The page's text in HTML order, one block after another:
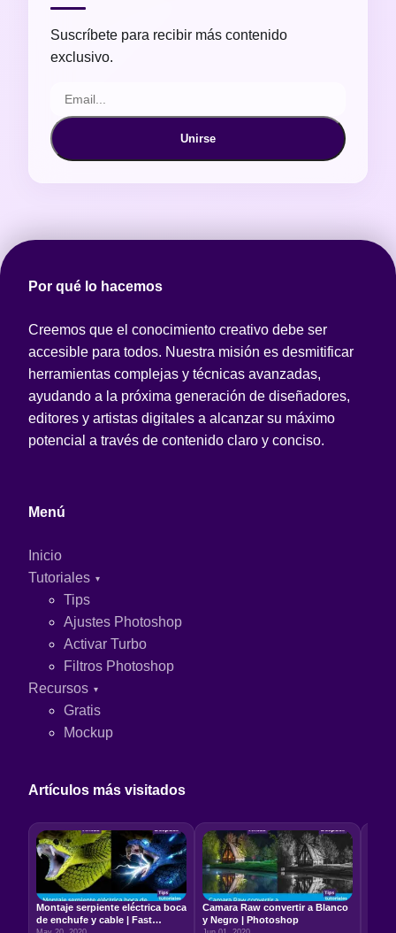
Suscríbete para recibir más contenido
exclusivo.
Unirse
Por qué lo hacemos
Creemos que el conocimiento creativo debe ser
accesible para todos. Nuestra misión es desmitificar
herramientas complejas y técnicas avanzadas,
ayudando a la próxima generación de diseñadores,
editores y artistas digitales a alcanzar su máximo
potencial a través de contenido claro y conciso.
Menú
Inicio
Tutoriales
Tips
Ajustes Photoshop
Activar Turbo
Filtros Photoshop
Recursos
Gratis
Mockup
Artículos más visitados
Montaje serpiente eléctrica boca
de enchufe y cable | Fast
Camara Raw convertir a Blanco
y Negro | Photoshop